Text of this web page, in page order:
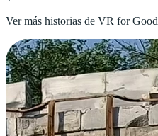
Ver más historias de VR for Good